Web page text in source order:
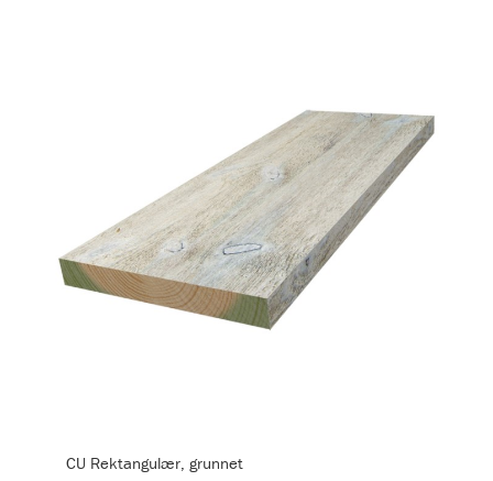
CU Rektangulær, grunnet